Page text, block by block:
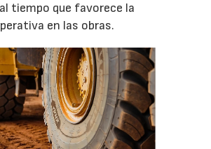
tiempo que favorece la
en las obras.